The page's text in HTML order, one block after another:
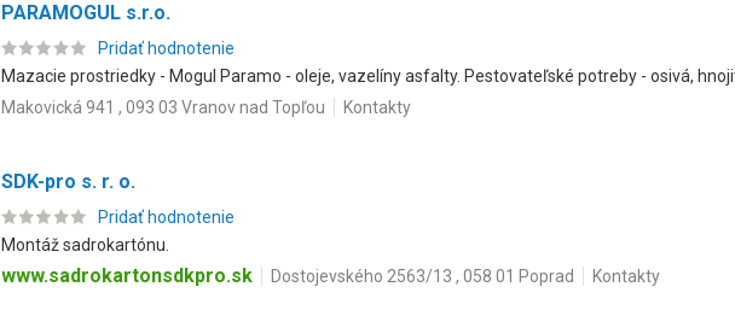
PARAMOGUL s.r.o.
Pridať hodnotenie
Mazacie prostriedky - Mogul Paramo - oleje, vazelíny asfalty. Pestovateľské potreby - osivá,
Makovická 941 , 093 03 Vranov nad Topľou
Kontakty
SDK-pro s. r. o.
Pridať hodnotenie
Montáž sadrokartónu.
www.sadrokartonsdkpro.sk Dostojevského 2563/13 , 058 01 Poprad Kontakty